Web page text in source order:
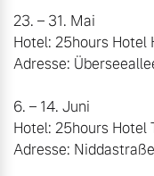
23. – 31. Mai
Hotel: 25hours Hotel
Adresse:
6. – 14. Juni
Hotel: 25hours Hotel
Adresse: